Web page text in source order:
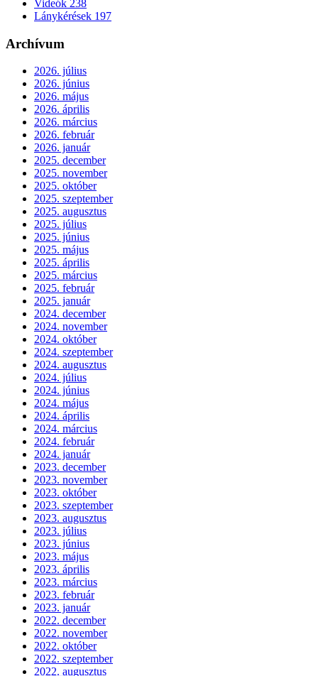
Videók 238
Lánykérések 197
Archívum
2026. július
2026. június
2026. május
2026. április
2026. március
2026. február
2026. január
2025. december
2025. november
2025. október
2025. szeptember
2025. augusztus
2025. július
2025. június
2025. május
2025. április
2025. március
2025. február
2025. január
2024. december
2024. november
2024. október
2024. szeptember
2024. augusztus
2024. július
2024. június
2024. május
2024. április
2024. március
2024. február
2024. január
2023. december
2023. november
2023. október
2023. szeptember
2023. augusztus
2023. július
2023. június
2023. május
2023. április
2023. március
2023. február
2023. január
2022. december
2022. november
2022. október
2022. szeptember
2022. augusztus